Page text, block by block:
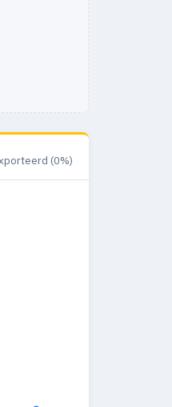
(0%)